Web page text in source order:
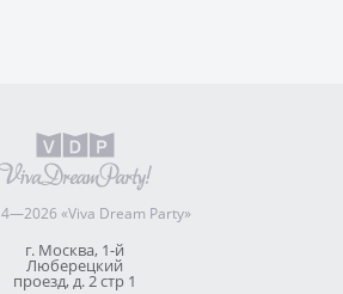
«Viva Dream Party»
г. Москва, 1-й
Люберецкий
проезд, д. 2 стр 1